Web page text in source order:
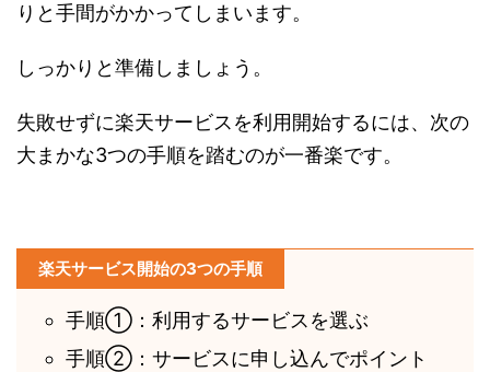
りと手間がかかってしまいます。
しっかりと準備しましょう。
失敗せずに楽天サービスを利用開始するには、次の
大まかな3つの手順を踏むのが一番楽です。
楽天サービス開始の3つの手順
手順①：利用するサービスを選ぶ
手順②：サービスに申し込んでポイント